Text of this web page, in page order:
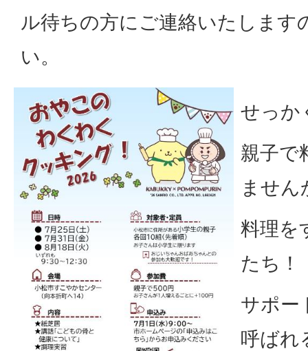
ル待ちの方にご連絡いたします
い。
せっか
親子で
ません
料理を
たち！
サポー
呼ばれ